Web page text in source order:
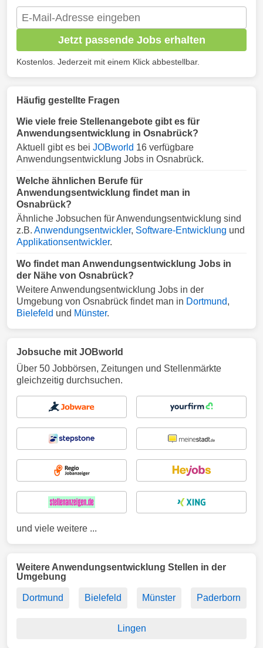
Jetzt passende Jobs erhalten
Kostenlos. Jederzeit mit einem Klick abbestellbar.
Häufig gestellte Fragen
Wie viele freie Stellenangebote gibt es für
Anwendungsentwicklung in Osnabrück?
Aktuell gibt es bei JOBworld 16 verfügbare
Anwendungsentwicklung Jobs in Osnabrück.
Welche ähnlichen Berufe für
Anwendungsentwicklung findet man in
Osnabrück?
Ähnliche Jobsuchen für Anwendungsentwicklung sind
z.B. Anwendungsentwickler, Software-Entwicklung und
Applikationsentwickler.
Wo findet man Anwendungsentwicklung Jobs in
der Nähe von Osnabrück?
Weitere Anwendungsentwicklung Jobs in der
Umgebung von Osnabrück findet man in Dortmund,
Bielefeld und Münster.
Jobsuche mit JOBworld
Über 50 Jobbörsen, Zeitungen und Stellenmärkte
gleichzeitig durchsuchen.
und viele weitere ...
Weitere Anwendungsentwicklung Stellen in der
Umgebung
Dortmund Bielefeld Münster Paderborn
Lingen